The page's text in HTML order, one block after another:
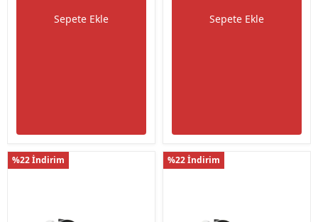
Sepete Ekle Sepete Ekle
%22 İndirim %22 İndirim